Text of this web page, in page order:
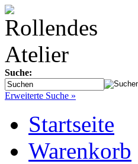
Suche:
Erweiterte Suche »
Startseite
Warenkorb